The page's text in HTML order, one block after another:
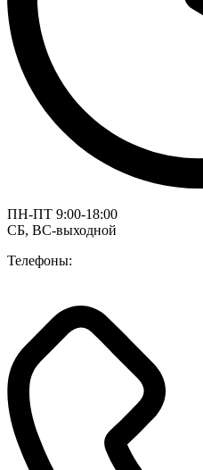
ПН-ПТ 9:00-18:00
СБ, ВС-выходной
Телефоны: